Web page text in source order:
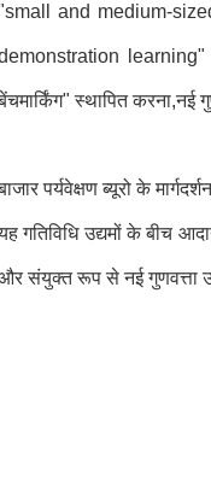
and medium-
learning"
स्थापित करना,नई
पर्यवेक्षण ब्यूरो के
गतिविधि उद्यमों के बीच
संयुक्त रूप से नई गुणवत्ता